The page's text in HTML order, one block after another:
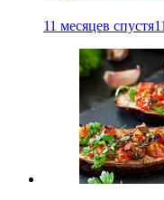
11 месяцев спустя